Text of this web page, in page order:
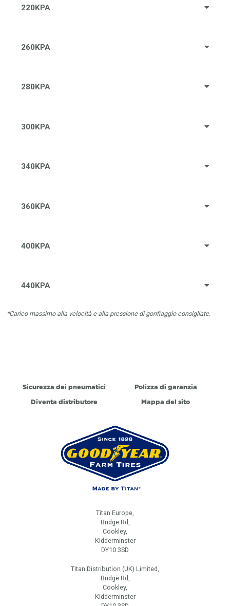
220KPA
260KPA
280KPA
300KPA
340KPA
360KPA
400KPA
440KPA
*Carico massimo alla velocità e alla pressione di gonfiaggio consigliate.
Sicurezza dei pneumatici
Polizza di garanzia
Diventa distributore
Mappa del sito
Titan Europe,
Bridge Rd,
Cookley,
Kidderminster
DY10 3SD
Titan Distribution (UK) Limited,
Bridge Rd,
Cookley,
Kidderminster